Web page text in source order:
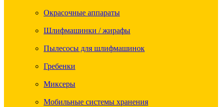
Окрасочные аппараты
Шлифмашинки / жирафы
Пылесосы для шлифмашинок
Гребенки
Миксеры
Мобильные системы хранения